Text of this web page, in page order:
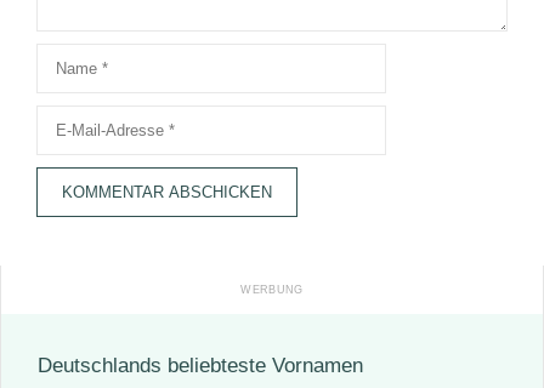
Name
Adresse
Deutschlands beliebteste Vornamen